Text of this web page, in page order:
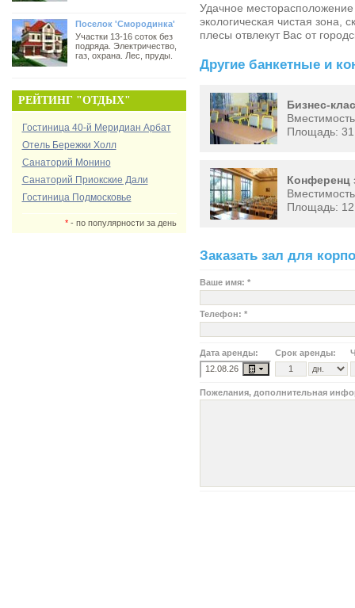
Поселок 'Смородинка'
Участки 13-16 соток без
подряда. Электричество,
газ, охрана. Лес, пруды.
РЕЙТИНГ "ОТДЫХ"
Гостиница 40-й Меридиан Арбат
Отель Бережки Холл
Санаторий Монино
Санаторий Приокские Дали
Гостиница Подмосковье
*- по популярности за день
Удачное
экологическая чистая зона,
плесы отвлекут Вас от
Другие банкетные и
Бизнес-
Площадь:
Конференц
Площадь:
Заказать зал для
Ваше имя: *
Телефон: *
Дата аренды: Срок аренды:
Пожелания, дополнительная